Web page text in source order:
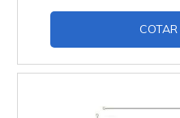
mecânicos. Quando
e dispositivos
remoto, permitem
Rockwell servomotor